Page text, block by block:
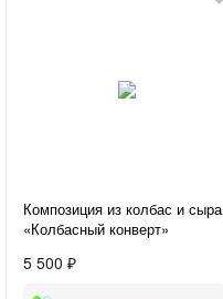
Композиция из колбас и сыра
«Колбасный конверт»
5 500 ₽